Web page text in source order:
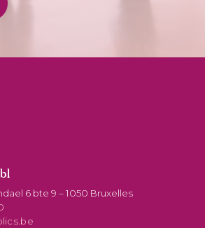
6 bte 9 – 1050 Bruxelles